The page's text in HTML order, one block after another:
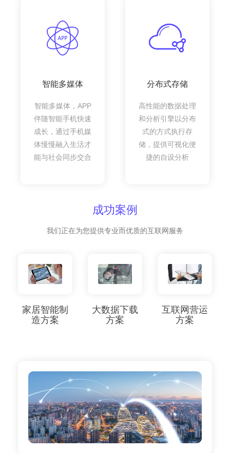
智能多媒体
智能多媒体，APP
伴随智能手机快速
成长，通过手机媒
体慢慢融入生活才
能与社会同步交合
分布式存储
高性能的数据处理
和分析引擎以分布
式的方式执行存
储，提供可视化便
捷的自设分析
成功案例
我们正在为您提供专业而优质的互联网服务
家居智能制
造方案
大数据下载
方案
互联网营运
方案